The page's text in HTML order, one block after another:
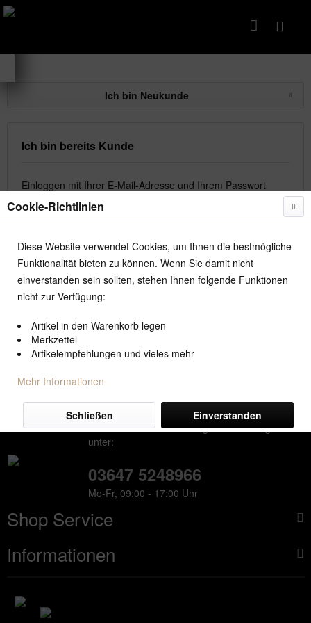
Ich bin Neukunde
Ich bin bereits Kunde
Einloggen mit Ihrer E-Mail-Adresse und Ihrem Passwort
Passwort vergessen?
Anmelden
QUALITÄT AUS THÜRINGEN
Telefonische Unterstützung und Beratung
unter:
03647 5248966
Mo-Fr, 09:00 - 17:00 Uhr
Shop Service
Informationen
Cookie-Richtlinien
Diese Website verwendet Cookies, um Ihnen die bestmögliche
Funktionalität bieten zu können. Wenn Sie damit nicht
einverstanden sein sollten, stehen Ihnen folgende Funktionen
nicht zur Verfügung:
Artikel in den Warenkorb legen
Merkzettel
Artikelempfehlungen und vieles mehr
Mehr Informationen
Einverstanden
Schließen